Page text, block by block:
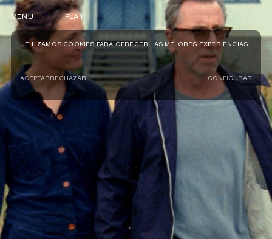
UTILIZAMOS COOKIES PARA OFRECER LAS MEJORES EXPERIENCIAS
ACEPTARRECHAZAR CONFIGURAR
MENU PLAY